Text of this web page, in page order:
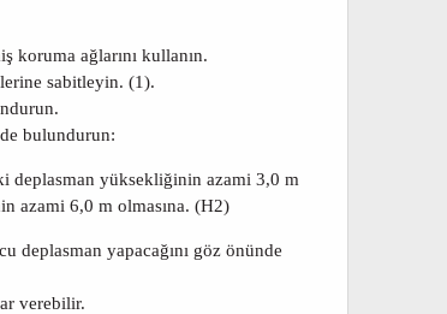
koruma ağlarını kullanın.
sabitleyin. (1).
bulundurun:
deplasman yüksekliğinin azami 3,0 m
azami 6,0 m olmasına. (H2)
deplasman yapacağını göz önünde
verebilir.